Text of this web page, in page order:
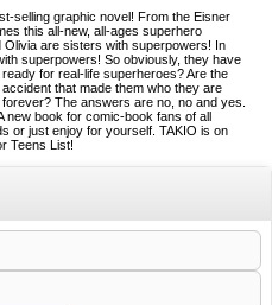
selling graphic novel! From the Eisner
this all-new, all-ages superhero
are sisters with superpowers! In
superpowers! So obviously, they have
for real-life superheroes? Are the
that made them who they are
The answers are no, no and yes.
book for comic-book fans of all
or just enjoy for yourself. TAKIO is on
Teens List!